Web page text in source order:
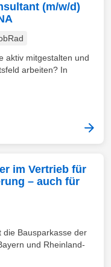
(m/w/d)
aktiv mitgestalten und
arbeiten? In
im Vertrieb für
– auch für
die Bausparkasse der
und Rheinland-